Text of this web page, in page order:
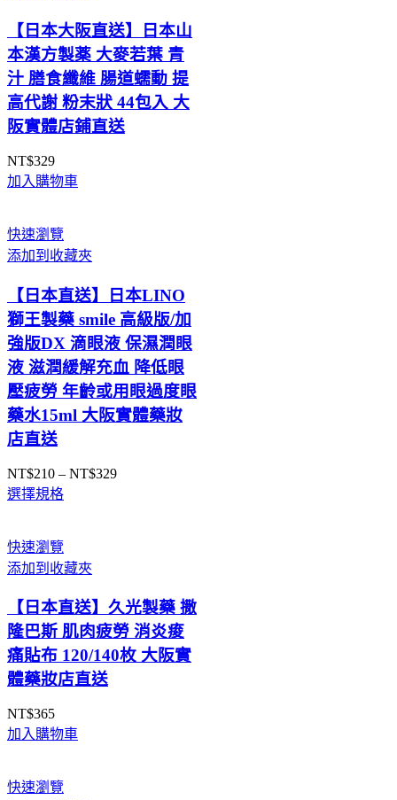
【日本大阪直送】日本山
本漢方製薬 大麥若葉 青
汁 膳食纖維 腸道蠕動 提
高代謝 粉末狀 44包入 大
阪實體店鋪直送
NT$329
加入購物車
快速瀏覽
添加到收藏夾
【日本直送】日本LINO
獅王製藥 smile 高級版/加
強版DX 滴眼液 保濕潤眼
液 滋潤緩解充血 降低眼
壓疲勞 年齡或用眼過度眼
藥水15ml 大阪實體藥妝
店直送
NT$210 – NT$329價
NT$329
選擇規格
快速瀏覽
添加到收藏夾
【日本直送】久光製藥 撒
隆巴斯 肌肉疲勞 消炎痠
痛貼布 120/140枚 大阪實
體藥妝店直送
NT$365
加入購物車
快速瀏覽